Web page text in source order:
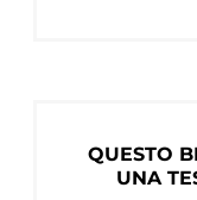
QUESTO
UNA